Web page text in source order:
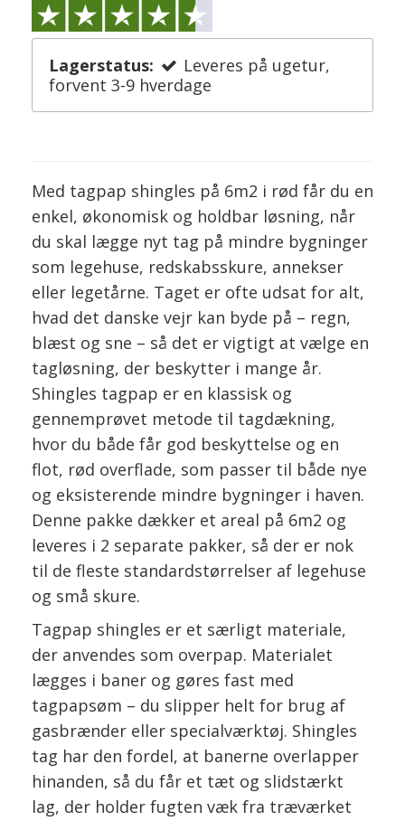
Lagerstatus:
Leveres på ugetur,
forvent 3-9 hverdage
Med tagpap shingles på 6m2 i rød får du en
enkel, økonomisk og holdbar løsning, når
du skal lægge nyt tag på mindre bygninger
som legehuse, redskabsskure, annekser
eller legetårne. Taget er ofte udsat for alt,
hvad det danske vejr kan byde på – regn,
blæst og sne – så det er vigtigt at vælge en
tagløsning, der beskytter i mange år.
Shingles tagpap er en klassisk og
gennemprøvet metode til tagdækning,
hvor du både får god beskyttelse og en
flot, rød overflade, som passer til både nye
og eksisterende mindre bygninger i haven.
Denne pakke dækker et areal på 6m2 og
leveres i 2 separate pakker, så der er nok
til de fleste standardstørrelser af legehuse
og små skure.
Tagpap shingles er et særligt materiale,
der anvendes som overpap. Materialet
lægges i baner og gøres fast med
tagpapsøm – du slipper helt for brug af
gasbrænder eller specialværktøj. Shingles
tag har den fordel, at banerne overlapper
hinanden, så du får et tæt og slidstærkt
lag, der holder fugten væk fra træværket